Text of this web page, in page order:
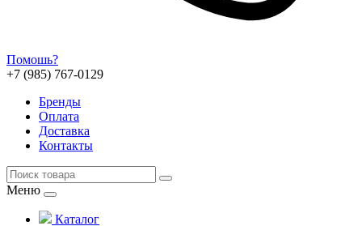
Помошь?
+7 (985) 767-0129
Бренды
Оплата
Доставка
Контакты
Меню
Каталог